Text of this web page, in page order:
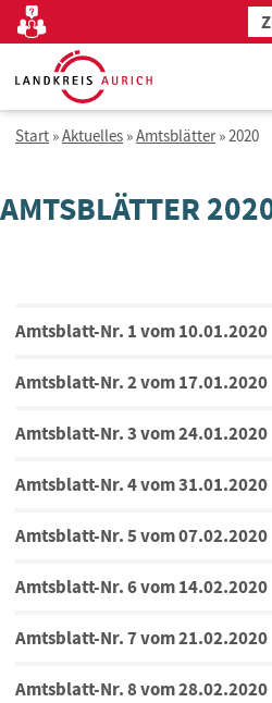
Zum
Inhalt
springen
Kontakt
Start »Aktuelles »Amtsblätter »2020
AMTSBLÄTTER
Amtsblatt-Nr. 1 vom 10.01.2020
Amtsblatt-Nr. 2 vom 17.01.2020
Amtsblatt-Nr. 3 vom 24.01.2020
Amtsblatt-Nr. 4 vom 31.01.2020
Amtsblatt-Nr. 5 vom 07.02.2020
Amtsblatt-Nr. 6 vom 14.02.2020
Amtsblatt-Nr. 7 vom 21.02.2020
Amtsblatt-Nr. 8 vom 28.02.2020